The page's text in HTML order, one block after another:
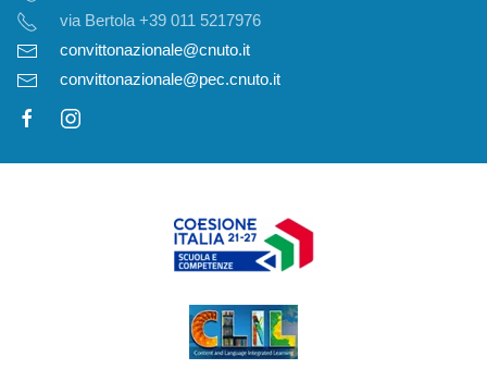
via Bertola +39 011 5217976
convittonazionale@cnuto.it
convittonazionale@pec.cnuto.it